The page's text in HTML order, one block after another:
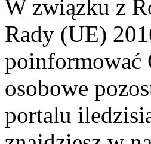
W związku z
Rady (UE)
poinformować
osobowe
portalu